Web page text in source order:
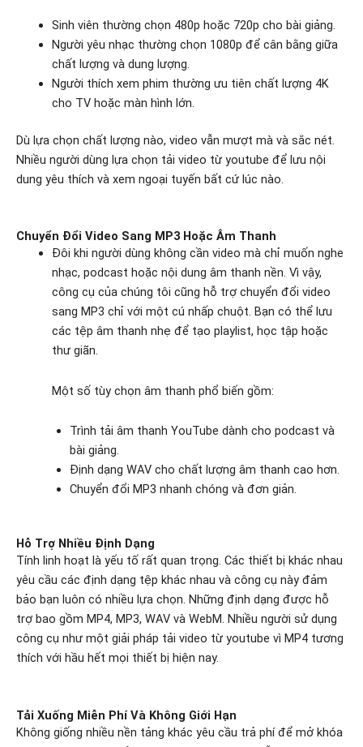
Sinh viên thường chọn 480p hoặc 720p cho bài giảng.
Người yêu nhạc thường chọn 1080p để cân bằng giữa
chất lượng và dung lượng.
Người thích xem phim thường ưu tiên chất lượng 4K
cho TV hoặc màn hình lớn.
Dù lựa chọn chất lượng nào, video vẫn mượt mà và sắc nét.
Nhiều người dùng lựa chọn tải video từ youtube để lưu nội
dung yêu thích và xem ngoại tuyến bất cứ lúc nào.
Chuyển Đổi Video Sang MP3 Hoặc Âm Thanh
Đôi khi người dùng không cần video mà chỉ muốn nghe
nhạc, podcast hoặc nội dung âm thanh nền. Vì vậy,
công cụ của chúng tôi cũng hỗ trợ chuyển đổi video
sang MP3 chỉ với một cú nhấp chuột. Bạn có thể lưu
các tệp âm thanh nhẹ để tạo playlist, học tập hoặc
thư giãn.
Một số tùy chọn âm thanh phổ biến gồm:
Trình tải âm thanh YouTube dành cho podcast và
bài giảng.
Định dạng WAV cho chất lượng âm thanh cao hơn.
Chuyển đổi MP3 nhanh chóng và đơn giản.
Hỗ Trợ Nhiều Định Dạng
Tính linh hoạt là yếu tố rất quan trọng. Các thiết bị khác nhau
yêu cầu các định dạng tệp khác nhau và công cụ này đảm
bảo bạn luôn có nhiều lựa chọn. Những định dạng được hỗ
trợ bao gồm MP4, MP3, WAV và WebM. Nhiều người sử dụng
công cụ như một giải pháp tải video từ youtube vì MP4 tương
thích với hầu hết mọi thiết bị hiện nay.
Tải Xuống Miễn Phí Và Không Giới Hạn
Không giống nhiều nền tảng khác yêu cầu trả phí để mở khóa